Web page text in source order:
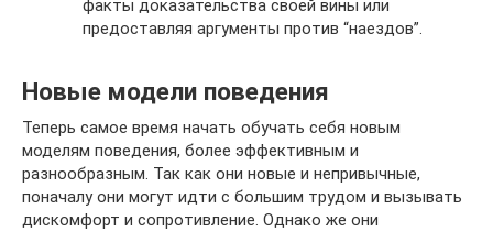
факты доказательства своей вины или
предоставляя аргументы против “наездов”.
Новые модели поведения
Теперь самое время начать обучать себя новым
моделям поведения, более эффективным и
разнообразным. Так как они новые и непривычные,
поначалу они могут идти с большим трудом и вызывать
дискомфорт и сопротивление. Однако же они